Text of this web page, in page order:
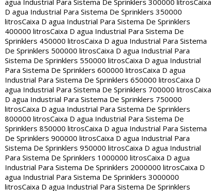
D agua Industrial Para Sistema De Sprinklers 350000
litrosCaixa D agua Industrial Para Sistema De Sprinklers
400000 litrosCaixa D agua Industrial Para Sistema De
Sprinklers 450000 litrosCaixa D agua Industrial Para Sistema
De Sprinklers 500000 litrosCaixa D agua Industrial Para
Sistema De Sprinklers 550000 litrosCaixa D agua Industrial
Para Sistema De Sprinklers 600000 litrosCaixa D agua
Industrial Para Sistema De Sprinklers 650000 litrosCaixa D
agua Industrial Para Sistema De Sprinklers 700000 litrosCaixa
D agua Industrial Para Sistema De Sprinklers 750000
litrosCaixa D agua Industrial Para Sistema De Sprinklers
800000 litrosCaixa D agua Industrial Para Sistema De
Sprinklers 850000 litrosCaixa D agua Industrial Para Sistema
De Sprinklers 900000 litrosCaixa D agua Industrial Para
Sistema De Sprinklers 950000 litrosCaixa D agua Industrial
Para Sistema De Sprinklers 1000000 litrosCaixa D agua
Industrial Para Sistema De Sprinklers 2000000 litrosCaixa D
agua Industrial Para Sistema De Sprinklers 3000000
litrosCaixa D agua Industrial Para Sistema De Sprinklers